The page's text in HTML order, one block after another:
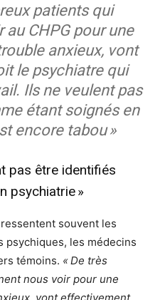
patients qui
CHPG pour une
anxieux, vont
le psychiatre qui
Ils ne veulent pas
étant soignés en
encore tabou »
pas être identifiés
psychiatrie »
souvent les
psychiques, les médecins
témoins. « De très
nous voir pour une